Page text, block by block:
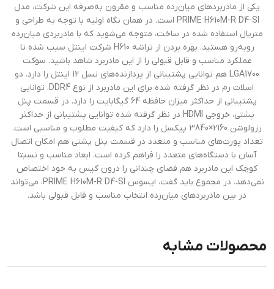
یکی از مادربرد‌های میان‌رده مناسب و مقرون به‌صرفه این شرکت، مدل
PRIME H610M-R D4-SI است. در همان نگاه اولیه با توجه به طراحی و
متریال استفاده شده در ساخت، متوجه می‌شوید که با مادربردی میان‌رده
رو‌به‌رو هستید. بهره بردن از تراشه H610 شرکت اینتل سبب شده تا
عملکرد مناسب و قابل قبولی را از این مادربرد شاهد باشید. سوکت
LGA1700 هم توانایی پشتیبانی از پردازنده‌های نسل 12 اینتل را دارد. دو
اسلات رم در نظر گرفته شده برای این مادربرد از نوع DDR4، توانایی
پشتیبانی از حداکثر میزان حافظه 64 گیگابایت را دارد. در قسمت پنل
پشتی، خروجی HDMI در نظر گرفته شده توانایی پشتیبانی از حداکثر
رزولوشن 2160×3840 پیکسل را دارد که کیفیت مطلوب و مناسبی است.
تعداد پورت‌های مناسب و متعدد در قسمت پنل پشتی هم امکان اتصال
آسان با دستگاه‌های متعدد را فراهم کرده است. ابعاد مناسب و نسبتا
کوچک این مادربرد هم فضای چندانی را درون کیس به خود اختصاص
نمی‌دهد. در مجموع باید گفت، ایسوس PRIME H610M-R D4-SI، می‌تواند
در بین مادربرد‌های میان‌رده انتخاب مناسب و قابل قبولی باشد.
محصولات مشابه